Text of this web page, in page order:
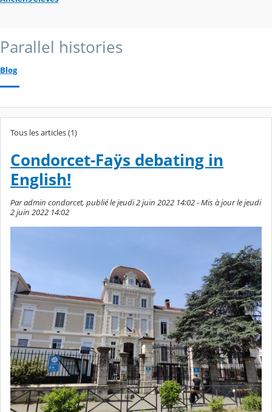
Parallel histories
Blog
Tous les articles (1)
Condorcet-Faÿs debating in
English!
Par admin condorcet, publié le jeudi 2 juin 2022 14:02 - Mis à jour le jeudi
2 juin 2022 14:02